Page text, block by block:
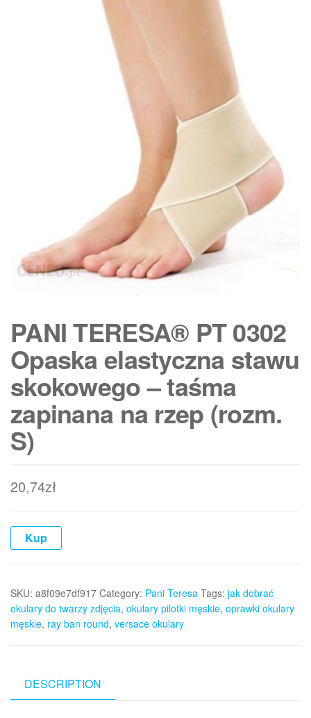
PANI TERESA® PT 0302
Opaska elastyczna stawu
skokowego – taśma
zapinana na rzep (rozm.
S)
20,74zł
Kup
SKU: a8f09e7df917 Category: Pani Teresa Tags: jak dobrać
okulary do twarzy zdjęcia, okulary pilotki męskie, oprawki okulary
męskie, ray ban round, versace okulary
DESCRIPTION